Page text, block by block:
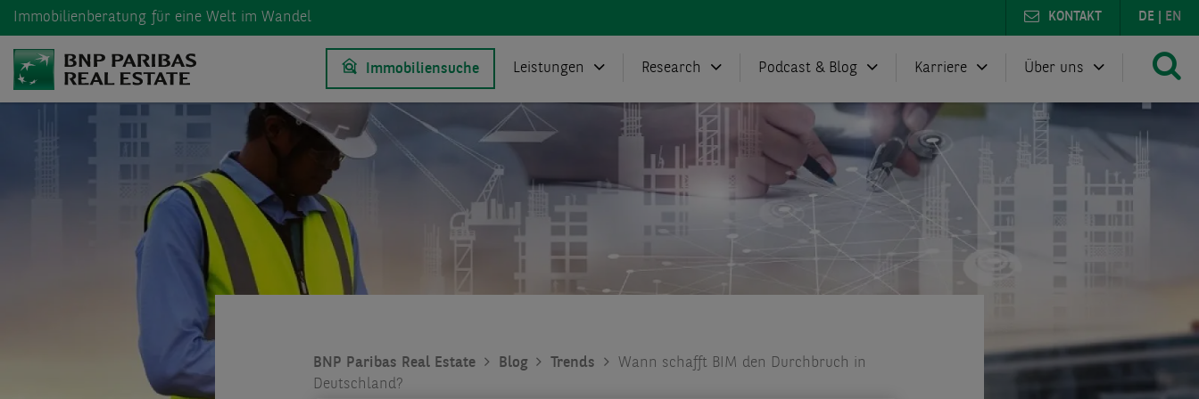
Immobilienberatung für eine Welt im Wandel DE EN
KONTAKT
Immobiliensuche Leistungen Research Podcast & Blog Karriere Über uns
BNP Paribas Real Estate Blog Trends
Wann schafft BIM den Durchbruch in
Deutschland?